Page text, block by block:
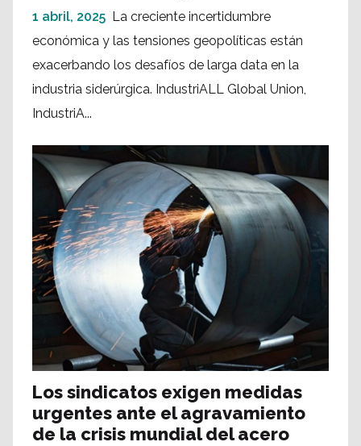
1 abril, 2025 La creciente incertidumbre
económica y las tensiones geopolíticas están
exacerbando los desafíos de larga data en la
industria siderúrgica. IndustriALL Global Union,
IndustriA...
Los sindicatos exigen medidas
urgentes ante el agravamiento
de la crisis mundial del acero